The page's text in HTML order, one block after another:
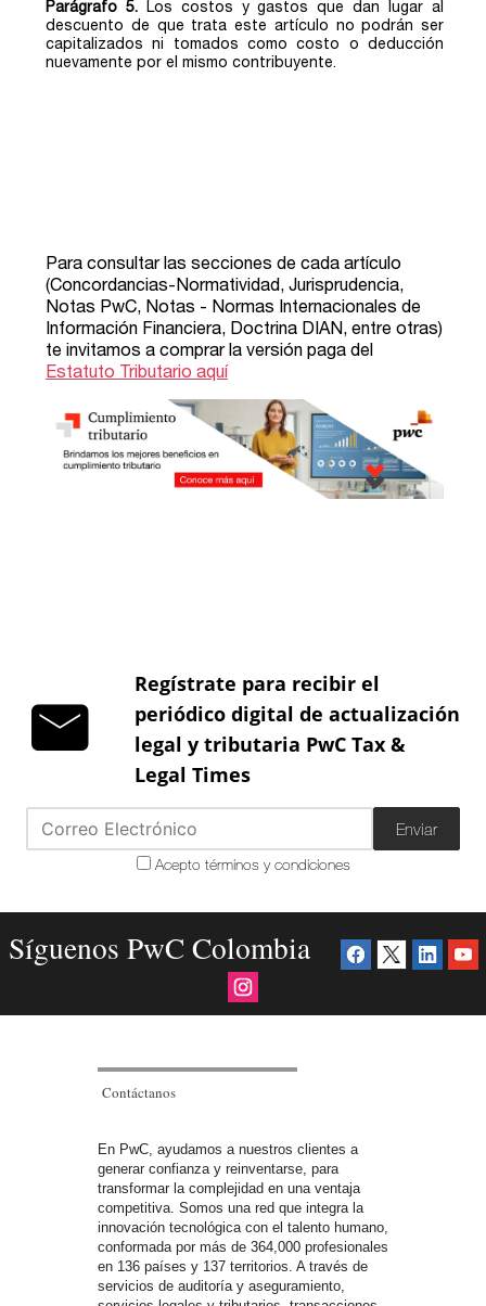
Regístrate para recibir el
periódico digital de actualización
legal y tributaria PwC Tax &
Legal Times
Enviar
Acepto términos y condiciones
Síguenos PwC Colombia
Contáctanos
En PwC, ayudamos a nuestros clientes a
generar confianza y reinventarse, para
transformar la complejidad en una ventaja
competitiva. Somos una red que integra la
innovación tecnológica con el talento humano,
conformada por más de 364,000 profesionales
en 136 países y 137 territorios. A través de
servicios de auditoría y aseguramiento,